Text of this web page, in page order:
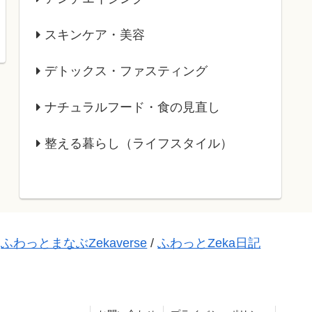
スキンケア・美容
デトックス・ファスティング
ナチュラルフード・食の見直し
整える暮らし（ライフスタイル）
ふわっとまなぶZekaverse /ふわっとZeka日記